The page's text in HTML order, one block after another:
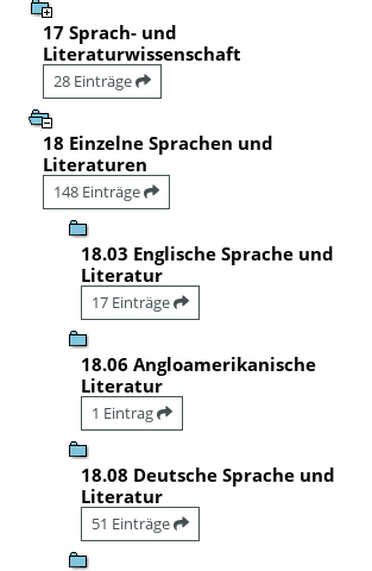
17 Sprach- und
Literaturwissenschaft
28 Einträge
18 Einzelne Sprachen und
Literaturen
148 Einträge
18.03 Englische Sprache und
Literatur
17 Einträge
18.06 Angloamerikanische
Literatur
1 Eintrag
18.08 Deutsche Sprache und
Literatur
51 Einträge